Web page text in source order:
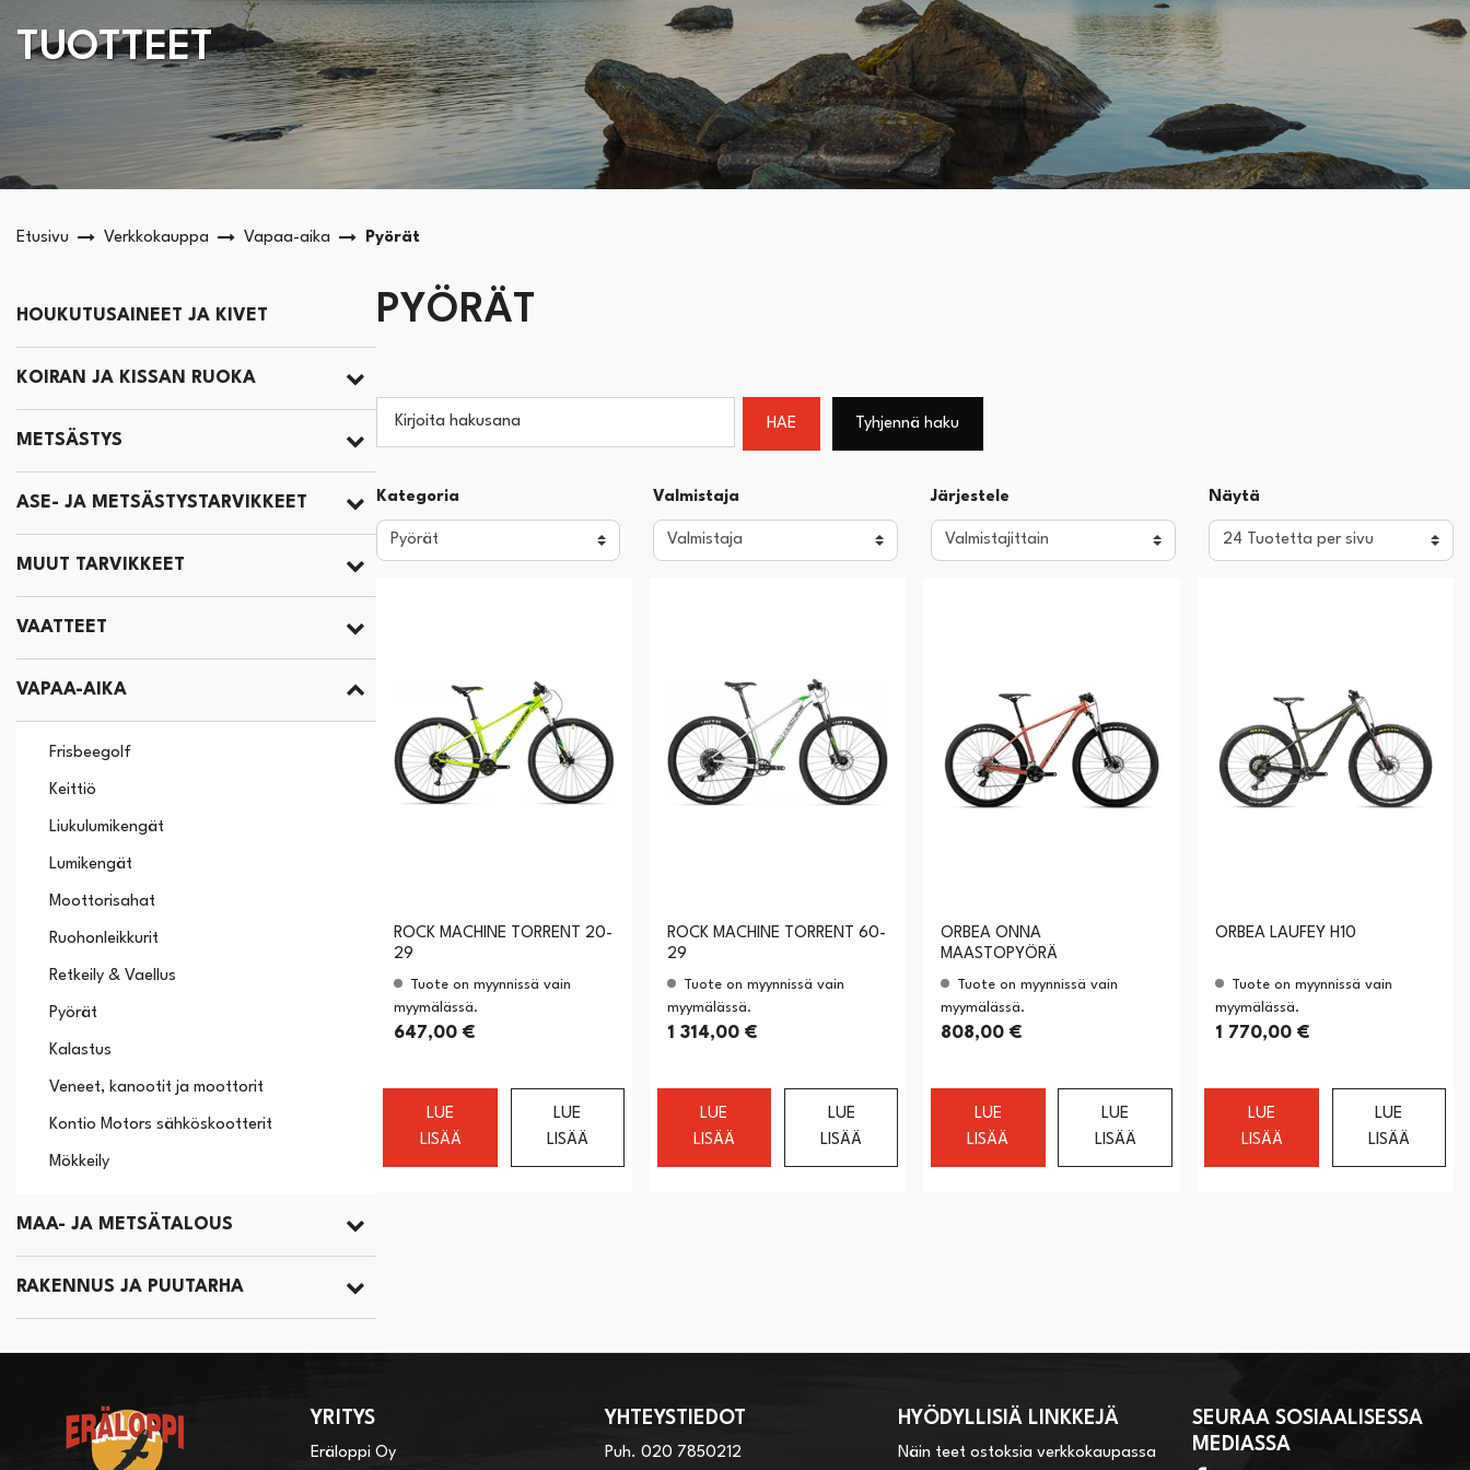
TUOTTEET
Etusivu Verkkokauppa Vapaa-aika Pyörät
HOUKUTUSAINEET JA KIVET
KOIRAN JA KISSAN RUOKA
METSÄSTYS
ASE- JA METSÄSTYSTARVIKKEET
MUUT TARVIKKEET
VAATTEET
VAPAA-AIKA
Frisbeegolf
Keittiö
Liukulumikengät
Lumikengät
Moottorisahat
Ruohonleikkurit
Retkeily & Vaellus
Pyörät
Kalastus
Veneet, kanootit ja moottorit
Kontio Motors sähköskootterit
Mökkeily
MAA- JA METSÄTALOUS
RAKENNUS JA PUUTARHA
PYÖRÄT
Kirjoita hakusana
HAE
Tyhjennä haku
Kategoria Valmistaja Järjestele Näytä
ROCK MACHINE TORRENT 20-
29
Tuote on myynnissä vain
myymälässä.
647,00 €
LUE
LISÄÄ
LUE
LISÄÄ
ROCK MACHINE TORRENT 60-
29
Tuote on myynnissä vain
myymälässä.
1 314,00 €
LUE
LISÄÄ
LUE
LISÄÄ
ORBEA ONNA
MAASTOPYÖRÄ
Tuote on myynnissä vain
myymälässä.
808,00 €
LUE
LISÄÄ
LUE
LISÄÄ
ORBEA LAUFEY H10
Tuote on myynnissä vain
myymälässä.
1 770,00 €
LUE
LISÄÄ
LUE
LISÄÄ
YRITYS
Eräloppi Oy
YHTEYSTIEDOT
Puh. 020 7850212
HYÖDYLLISIÄ LINKKEJÄ
Näin teet ostoksia verkkokaupassa
SEURAA SOSIAALISESSA
MEDIASSA